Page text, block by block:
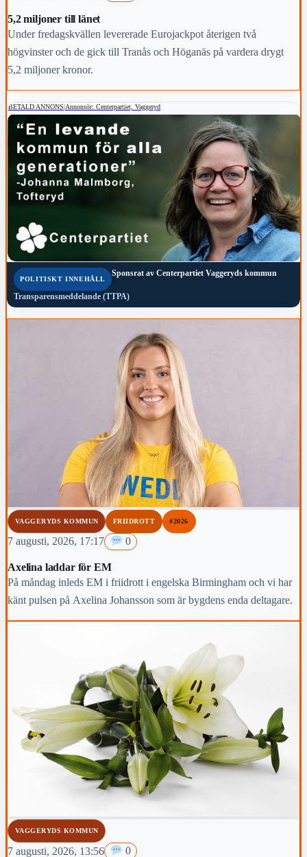
5,2 miljoner till länet
Under fredagskvällen levererade Eurojackpot återigen två
högvinster och de gick till Tranås och Höganäs på vardera drygt
5,2 miljoner kronor.
BETALD ANNONS|Annonsör: Centerpartiet, Vaggeryd
POLITISKT INNEHÅLL
Sponsrat av Centerpartiet Vaggeryds kommun
Transparensmeddelande (TTPA)
VAGGERYDS KOMMUN FRIIDROTT #2026
7 augusti, 2026, 17:17 0
Axelina laddar för EM
På måndag inleds EM i friidrott i engelska Birmingham och vi har
känt pulsen på Axelina Johansson som är bygdens enda deltagare.
VAGGERYDS KOMMUN
7 augusti, 2026, 13:56 0